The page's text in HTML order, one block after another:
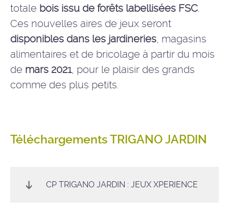
totale bois issu de forêts labellisées FSC.
Ces nouvelles aires de jeux seront
disponibles dans les jardineries, magasins
alimentaires et de bricolage à partir du mois
de mars 2021, pour le plaisir des grands
comme des plus petits.
Téléchargements TRIGANO JARDIN
CP TRIGANO JARDIN : JEUX XPERIENCE